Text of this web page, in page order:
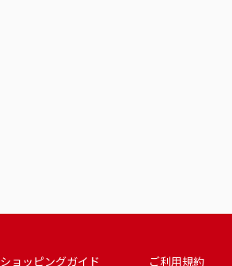
ショッピングガイド ご利用規約